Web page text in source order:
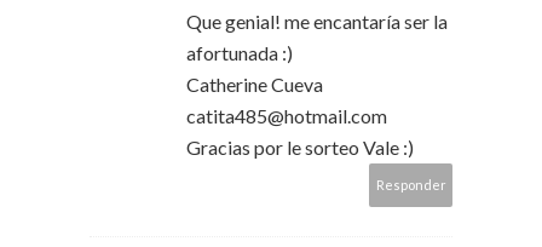
Que genial! me encantaría ser la
afortunada :)
Catherine Cueva
catita485@hotmail.com
Gracias por le sorteo Vale :)
Responder